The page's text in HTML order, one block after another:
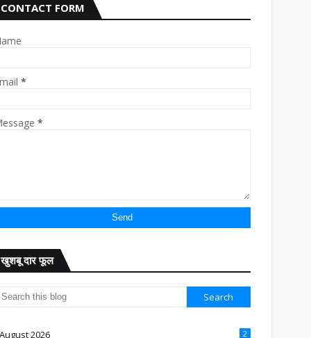
CONTACT FORM
*
*
खुशबू दार फूल
August 2026 2